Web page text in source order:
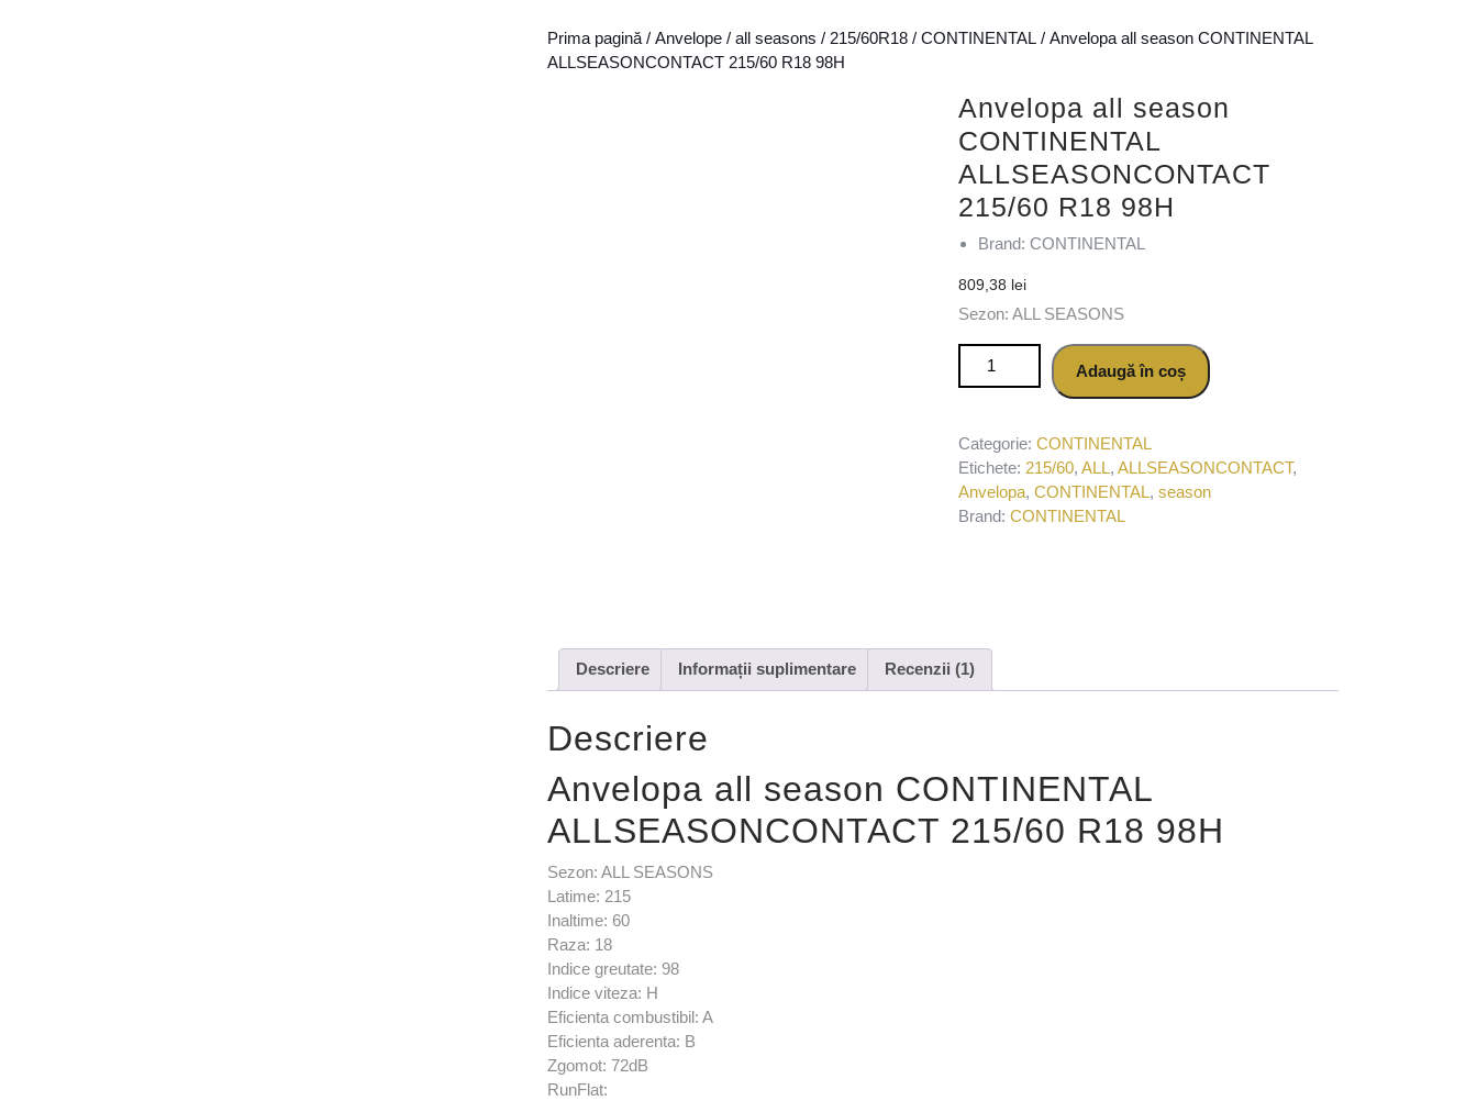
Prima pagină / Anvelope / all seasons / 215/60R18 / CONTINENTAL / Anvelopa all season CONTINENTAL
ALLSEASONCONTACT 215/60 R18 98H
Anvelopa all season
CONTINENTAL
ALLSEASONCONTACT
215/60 R18 98H
Brand: CONTINENTAL
809,38 lei
Sezon: ALL SEASONS
Cantitate Anvelopa all season CONTINENTAL ALLSEASONCONTACT
Adaugă în coș
Categorie:CONTINENTAL
Etichete: 215/60,ALL,ALLSEASONCONTACT,
Anvelopa,CONTINENTAL,season
Brand:CONTINENTAL
Descriere Informații suplimentare Recenzii (1)
Descriere
Anvelopa all season CONTINENTAL
ALLSEASONCONTACT 215/60 R18 98H
Sezon: ALL SEASONS
Latime: 215
Inaltime: 60
Raza: 18
Indice greutate: 98
Indice viteza: H
Eficienta combustibil: A
Eficienta aderenta: B
Zgomot: 72dB
RunFlat: